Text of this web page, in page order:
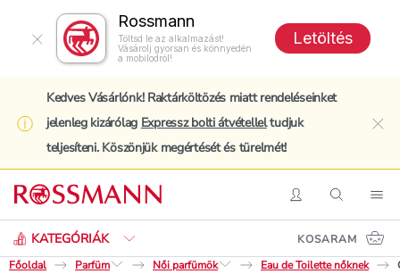
Rossmann
Töltsd le az alkalmazást!
Vásárolj gyorsan és könnyedén
a mobilodról!
Letöltés
Kedves Vásárlónk! Raktárköltözés miatt rendeléseinket
jelenleg kizárólag Expressz bolti átvételleltudjuk
teljesíteni. Köszönjük megértését és türelmét!
BelépésKeresés
KATEGÓRIÁK
Keresés
KOSARAM
Főoldal
Parfüm Női parfümök Eau de Toilette nőknek